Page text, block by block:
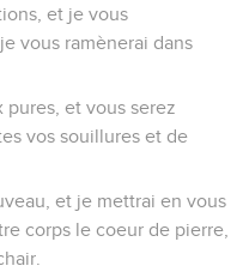
et je vous
vous ramènerai dans
pures, et vous serez
vos souillures et de
et je mettrai en vous
corps le coeur de pierre,